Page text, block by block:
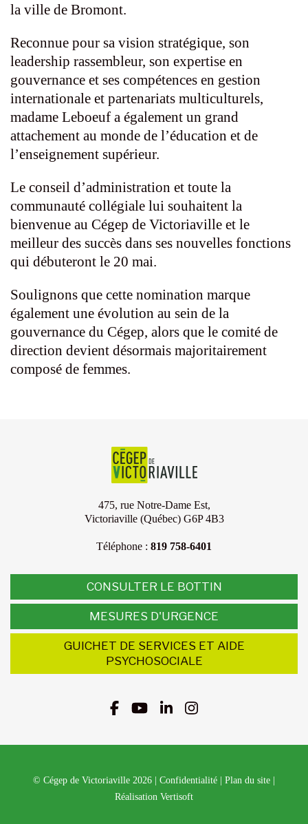
la ville de Bromont.
Reconnue pour sa vision stratégique, son
leadership rassembleur, son expertise en
gouvernance et ses compétences en gestion
internationale et partenariats multiculturels,
madame Leboeuf a également un grand
attachement au monde de l’éducation et de
l’enseignement supérieur.
Le conseil d’administration et toute la
communauté collégiale lui souhaitent la
bienvenue au Cégep de Victoriaville et le
meilleur des succès dans ses nouvelles fonctions
qui débuteront le 20 mai.
Soulignons que cette nomination marque
également une évolution au sein de la
gouvernance du Cégep, alors que le comité de
direction devient désormais majoritairement
composé de femmes.
475, rue Notre-Dame Est,
Victoriaville (Québec) G6P 4B3
Téléphone : 819 758-6401
CONSULTER LE BOTTIN
MESURES D'URGENCE
GUICHET DE SERVICES ET AIDE
PSYCHOSOCIALE
© Cégep de Victoriaville 2026 Confidentialité Plan du site
Réalisation Vertisoft